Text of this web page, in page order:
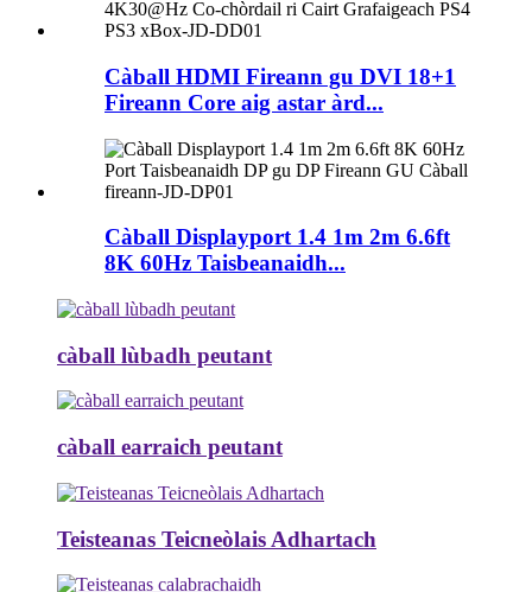
Càball HDMI Fireann gu DVI 18+1
Fireann Core aig astar àrd...
Càball Displayport 1.4 1m 2m 6.6ft
8K 60Hz Taisbeanaidh...
càball lùbadh peutant
càball earraich peutant
Teisteanas Teicneòlais Adhartach